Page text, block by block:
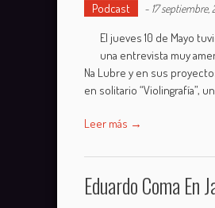
Podcast - 17 septiembre,
El jueves 10 de Mayo
una entrevista muy
Na Lubre y en sus
en solitario “Violingrafía”,
Leer más →
Eduardo Coma En